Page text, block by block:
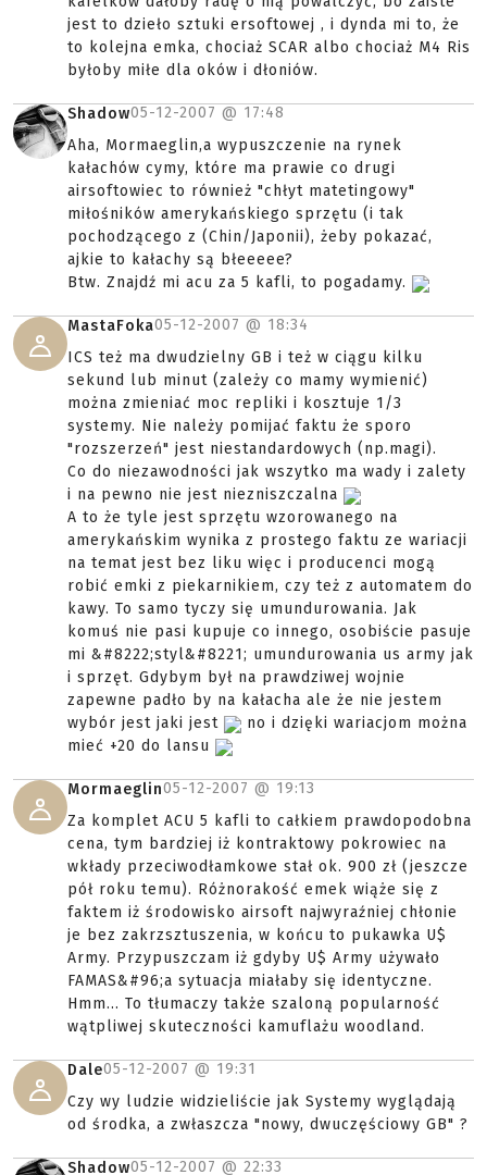
jest to dzieło sztuki ersoftowej , i dynda mi to, że
to kolejna emka, chociaż SCAR albo chociaż M4 Ris
byłoby miłe dla oków i dłoniów.
Shadow05-12-2007 @ 17:48
Aha, Mormaeglin,a wypuszczenie na rynek
kałachów cymy, które ma prawie co drugi
airsoftowiec to również "chłyt matetingowy"
miłośników amerykańskiego sprzętu (i tak
pochodzącego z (Chin/Japonii), żeby pokazać,
ajkie to kałachy są błeeeee?
Btw. Znajdź mi acu za 5 kafli, to pogadamy.
MastaFoka05-12-2007 @ 18:34
ICS też ma dwudzielny GB i też w ciągu kilku
sekund lub minut (zależy co mamy wymienić)
można zmieniać moc repliki i kosztuje 1/3
systemy. Nie należy pomijać faktu że sporo
"rozszerzeń" jest niestandardowych (np.magi).
Co do niezawodności jak wszytko ma wady i zalety
i na pewno nie jest niezniszczalna
A to że tyle jest sprzętu wzorowanego na
amerykańskim wynika z prostego faktu ze wariacji
na temat jest bez liku więc i producenci mogą
robić emki z piekarnikiem, czy też z automatem do
kawy. To samo tyczy się umundurowania. Jak
komuś nie pasi kupuje co innego, osobiście pasuje
mi &#8222;styl&#8221; umundurowania us army jak
i sprzęt. Gdybym był na prawdziwej wojnie
zapewne padło by na kałacha ale że nie jestem
wybór jest jaki jest
no i dzięki wariacjom można
mieć +20 do lansu
Mormaeglin05-12-2007 @ 19:13
Za komplet ACU 5 kafli to całkiem prawdopodobna
cena, tym bardziej iż kontraktowy pokrowiec na
wkłady przeciwodłamkowe stał ok. 900 zł (jeszcze
pół roku temu). Różnorakość emek wiąże się z
faktem iż środowisko airsoft najwyraźniej chłonie
je bez zakrzsztuszenia, w końcu to pukawka U$
Army. Przypuszczam iż gdyby U$ Army używało
FAMAS&#96;a sytuacja miałaby się identyczne.
Hmm... To tłumaczy także szaloną popularność
wątpliwej skuteczności kamuflażu woodland.
Dale05-12-2007 @ 19:31
Czy wy ludzie widzieliście jak Systemy wyglądają
od środka, a zwłaszcza "nowy, dwuczęściowy GB" ?
Shadow05-12-2007 @ 22:33